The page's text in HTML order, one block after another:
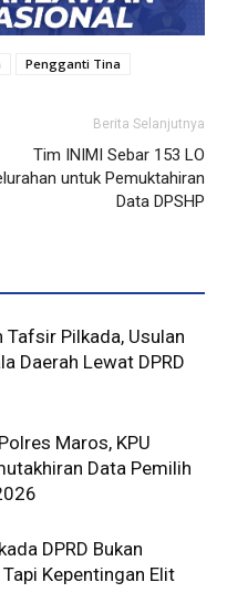
Pengganti Tina
Berita Selanjutnya
Tim INIMI Sebar 153 LO
untuk Pemuktahiran
Data DPSHP
Tafsir Pilkada, Usulan
Daerah Lewat DPRD
Maros, KPU
Data Pemilih
DPRD Bukan
Kepentingan Elit